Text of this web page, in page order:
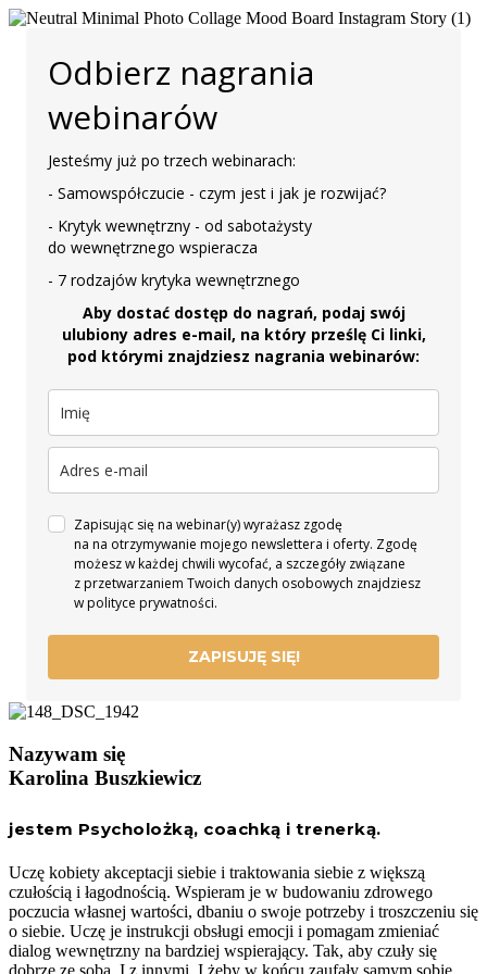
Odbierz nagrania
webinarów
Jesteśmy już po trzech webinarach:
- Samowspółczucie - czym jest i jak je rozwijać?
- Krytyk wewnętrzny - od sabotażysty
do wewnętrznego wspieracza
- 7 rodzajów krytyka wewnętrznego
Aby dostać dostęp do nagrań, podaj swój
ulubiony adres e-mail, na który prześlę Ci linki,
pod którymi znajdziesz nagrania webinarów:
Zapisując się na webinar(y) wyrażasz zgodę
na na otrzymywanie mojego newslettera i oferty. Zgodę
możesz w każdej chwili wycofać, a szczegóły związane
z przetwarzaniem Twoich danych osobowych znajdziesz
w polityce prywatności.
ZAPISUJĘ SIĘ!
Nazywam się
Karolina Buszkiewicz
jestem Psycholożką, coachką i trenerką.
Uczę kobiety akceptacji siebie i traktowania siebie z większą
czułością i łagodnością. Wspieram je w budowaniu zdrowego
poczucia własnej wartości, dbaniu o swoje potrzeby i troszczeniu się
o siebie. Uczę je instrukcji obsługi emocji i pomagam zmieniać
dialog wewnętrzny na bardziej wspierający. Tak, aby czuły się
dobrze ze sobą. I z innymi. I żeby w końcu zaufały samym sobie